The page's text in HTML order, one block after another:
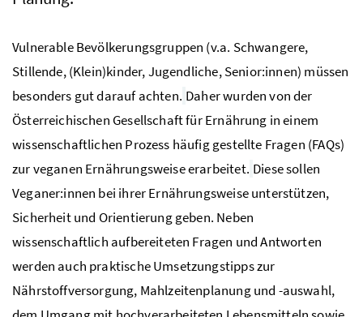
Vulnerable Bevölkerungsgruppen (v.a. Schwangere,
Stillende, (Klein)kinder, Jugendliche, Senior:innen) müssen
besonders gut darauf achten. Daher wurden von der
Österreichischen Gesellschaft für Ernährung in einem
wissenschaftlichen Prozess häufig gestellte Fragen (FAQs)
zur veganen Ernährungsweise erarbeitet. Diese sollen
Veganer:innen bei ihrer Ernährungsweise unterstützen,
Sicherheit und Orientierung geben. Neben
wissenschaftlich aufbereiteten Fragen und Antworten
werden auch praktische Umsetzungstipps zur
Nährstoffversorgung, Mahlzeitenplanung und -auswahl,